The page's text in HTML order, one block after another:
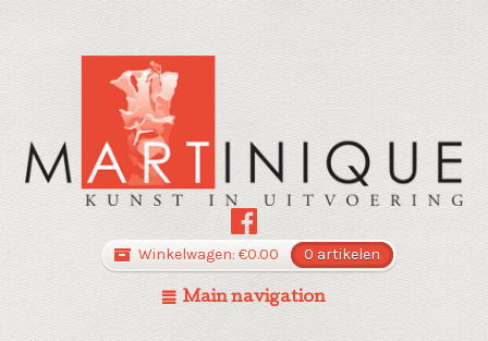
Winkelwagen: €0.00 0 artikelen
Main navigation